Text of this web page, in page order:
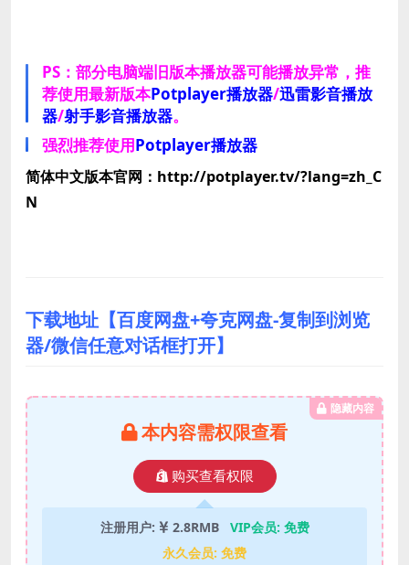
PS：部分电脑端旧版本播放器可能播放异常，推
荐使用最新版本Potplayer播放器/迅雷影音播放
器/射手影音播放器。
强烈推荐使用Potplayer播放器
简体中文版本官网：http://potplayer.tv/?lang=zh_C
N
下载地址【百度网盘+夸克网盘-复制到浏览
器/微信任意对话框打开】
隐藏内容
本内容需权限查看
购买查看权限
注册用户: 2.8RMB VIP会员: 免费
永久会员: 免费